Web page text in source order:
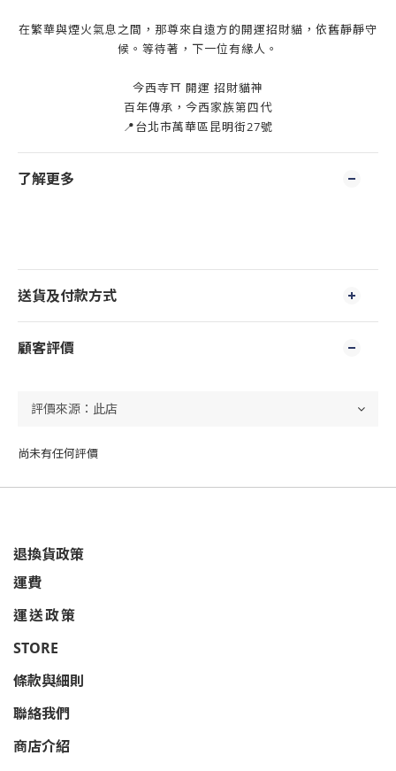
在繁華與煙火氣息之間，那尊來自遠方的開運招財貓，依舊靜靜守
候。等待著，下一位有緣人。
今西寺⛩️ 開運 招財貓神
百年傳承，今西家族第四代
📍台北市萬華區昆明街27號
了解更多
送貨及付款方式
顧客評價
尚未有任何評價
退換貨政策
運費
運送政策
STORE
條款與細則
聯絡我們
商店介紹